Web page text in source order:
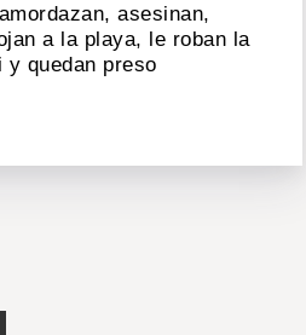
asesinan,
a la playa, le roban la
y quedan preso